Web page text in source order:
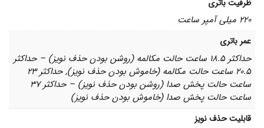
ظرفیت باتری
220 میلی آمپر ساعت
عمر باتری
حداکثر 18.5 ساعت حالت مکالمه (روشن بودن حذف نویز) – حداکثر
20.5 ساعت حالت مکالمه (خاموش بودن حذف نویز), حداکثر 23
ساعت حالت پخش صدا (روشن بودن حذف نویز) – حداکثر 37
ساعت حالت پخش صدا (خاموش بودن حذف نویز)
قابلیت حذف نویز